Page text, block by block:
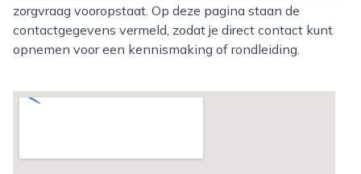
zorgvraag vooropstaat. Op deze pagina staan de
contactgegevens vermeld, zodat je direct contact kunt
opnemen voor een kennismaking of rondleiding.